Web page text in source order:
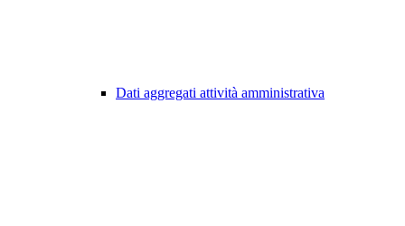
Dati aggregati attività amministrativa